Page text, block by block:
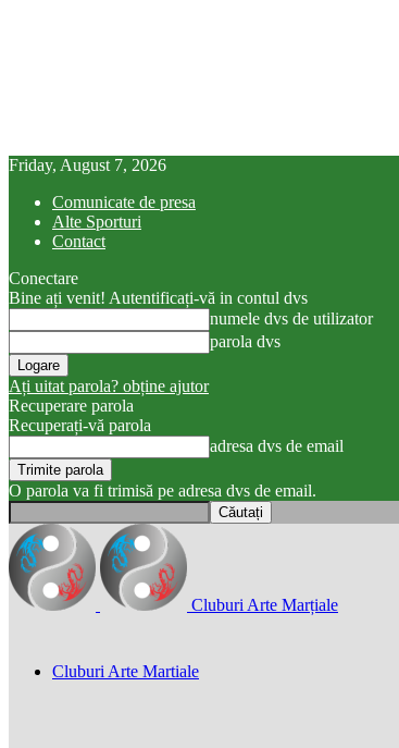
Friday, August 7, 2026
Comunicate de presa
Alte Sporturi
Contact
Conectare
Bine ați venit! Autentificați-vă in contul dvs
numele dvs de utilizator
parola dvs
Ați uitat parola? obține ajutor
Recuperare parola
Recuperați-vă parola
adresa dvs de email
O parola va fi trimisă pe adresa dvs de email.
Cluburi Arte Marțiale
Cluburi Arte Martiale